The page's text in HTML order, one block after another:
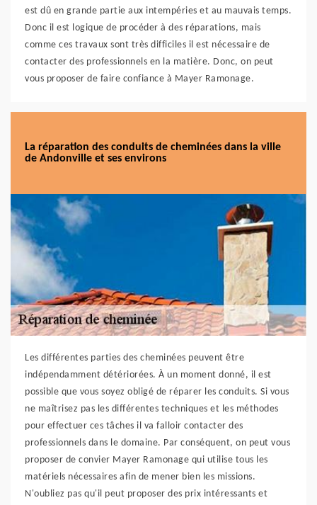
est dû en grande partie aux intempéries et au mauvais temps.
Donc il est logique de procéder à des réparations, mais
comme ces travaux sont très difficiles il est nécessaire de
contacter des professionnels en la matière. Donc, on peut
vous proposer de faire confiance à Mayer Ramonage.
La réparation des conduits de cheminées dans la ville
de Andonville et ses environs
Les différentes parties des cheminées peuvent être
indépendamment détériorées. À un moment donné, il est
possible que vous soyez obligé de réparer les conduits. Si vous
ne maîtrisez pas les différentes techniques et les méthodes
pour effectuer ces tâches il va falloir contacter des
professionnels dans le domaine. Par conséquent, on peut vous
proposer de convier Mayer Ramonage qui utilise tous les
matériels nécessaires afin de mener bien les missions.
N'oubliez pas qu'il peut proposer des prix intéressants et